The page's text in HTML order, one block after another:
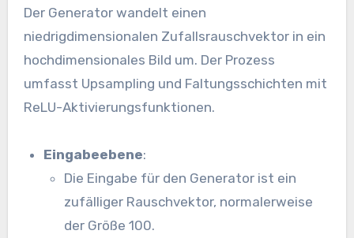
Der Generator wandelt einen
niedrigdimensionalen Zufallsrauschvektor in ein
hochdimensionales Bild um. Der Prozess
umfasst Upsampling und Faltungsschichten mit
ReLU-Aktivierungsfunktionen.
Eingabeebene:
Die Eingabe für den Generator ist ein
zufälliger Rauschvektor, normalerweise
der Größe 100.